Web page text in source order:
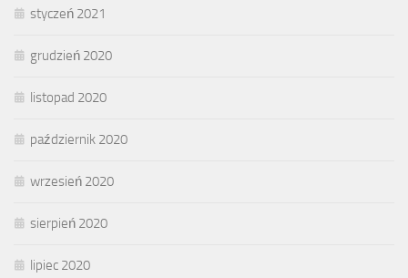
styczeń 2021
grudzień 2020
listopad 2020
październik 2020
wrzesień 2020
sierpień 2020
lipiec 2020